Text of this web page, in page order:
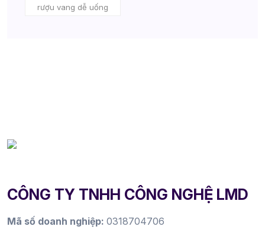
rượu vang dễ uống
CÔNG TY TNHH CÔNG NGHỆ LMD
Mã số doanh nghiệp: 0318704706